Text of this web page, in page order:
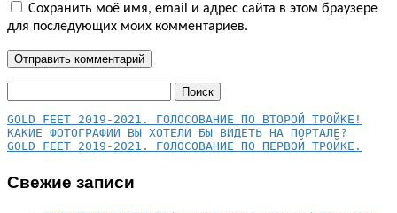
Сохранить моё имя, email и адрес сайта в этом браузере
для последующих моих комментариев.
КАКИЕ ФОТОГРАФИИ ВЫ ХОТЕЛИ БЫ ВИДЕТЬ НА ПОРТАЛЕ?
GOLD FEET 2019-2021. ГОЛОСОВАНИЕ ПО ПЕРВОЙ ТРОЙКЕ.
Свежие записи